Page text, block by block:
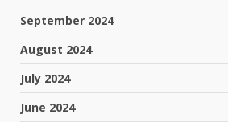
September 2024
August 2024
July 2024
June 2024